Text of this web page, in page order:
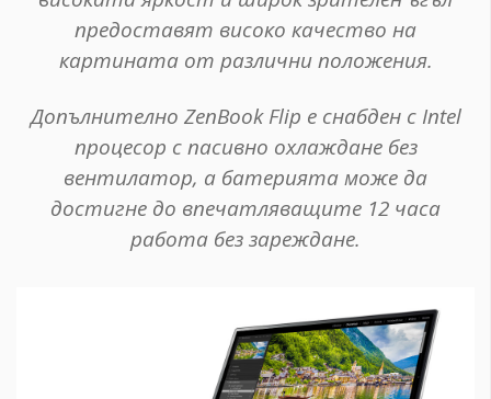
предоставят високо качество на
картината от различни положения.
Допълнително ZenBook Flip e снабден с Intel
процесор с пасивно охлаждане без
вентилатор, а батерията може да
достигне до впечатляващите 12 часа
работа без зареждане.